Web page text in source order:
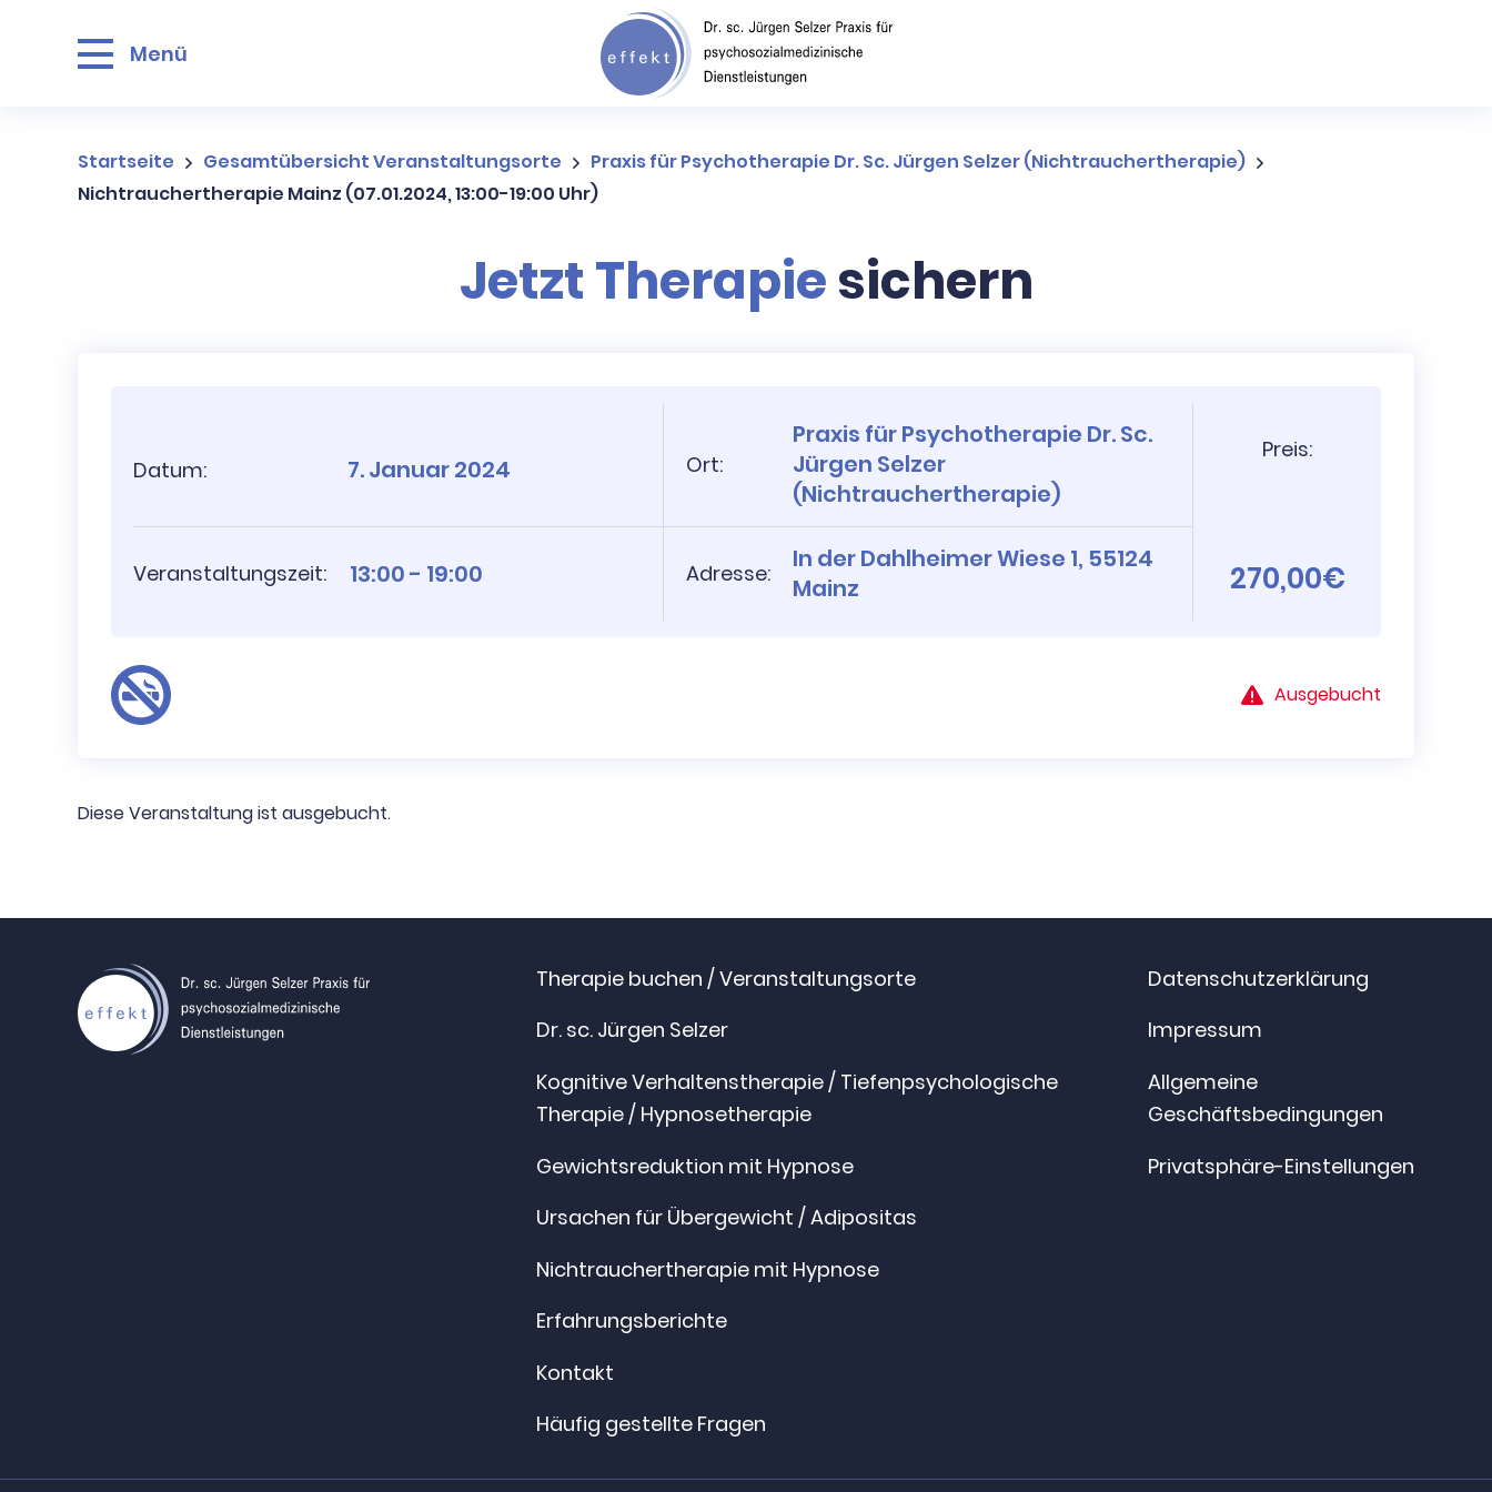
Menü
Startseite Gesamtübersicht Veranstaltungsorte
Praxis für Psychotherapie Dr. Sc. Jürgen Selzer (Nichtrauchertherapie)
Nichtrauchertherapie Mainz (07.01.2024, 13:00-19:00 Uhr)
Jetzt Therapiesichern
Datum: 7. Januar 2024
Veranstaltungszeit: 13:00 - 19:00
Ort:
Praxis für Psychotherapie Dr. Sc.
Jürgen Selzer
(Nichtrauchertherapie)
Adresse:
In der Dahlheimer Wiese 1, 55124
Mainz
Preis:
270,00€
Ausgebucht
Diese Veranstaltung ist ausgebucht.
Therapie buchen / Veranstaltungsorte
Dr. sc. Jürgen Selzer
Kognitive Verhaltenstherapie / Tiefenpsychologische
Therapie / Hypnosetherapie
Gewichtsreduktion mit Hypnose
Ursachen für Übergewicht / Adipositas
Nichtrauchertherapie mit Hypnose
Erfahrungsberichte
Kontakt
Häufig gestellte Fragen
Datenschutzerklärung
Impressum
Allgemeine
Geschäftsbedingungen
Privatsphäre-Einstellungen